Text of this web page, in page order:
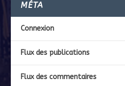
MÉTA
Connexion
Flux des publications
Flux des commentaires